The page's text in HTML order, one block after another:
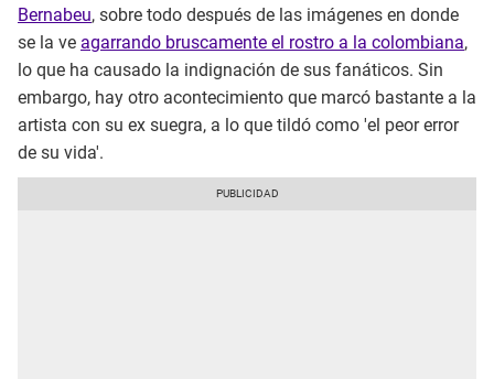
Bernabeu, sobre todo después de las imágenes en donde
se la ve agarrando bruscamente el rostro a la colombiana,
lo que ha causado la indignación de sus fanáticos. Sin
embargo, hay otro acontecimiento que marcó bastante a la
artista con su ex suegra, a lo que tildó como 'el peor error
de su vida'.